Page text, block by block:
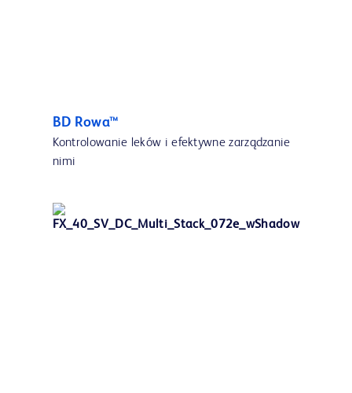
BD Rowa™
Kontrolowanie leków i efektywne zarządzanie
nimi